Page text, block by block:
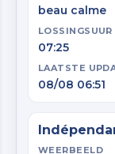
beau calme
LOSSINGSUUR
07:25
LAATSTE
08/08 06:51
WEERBEELD